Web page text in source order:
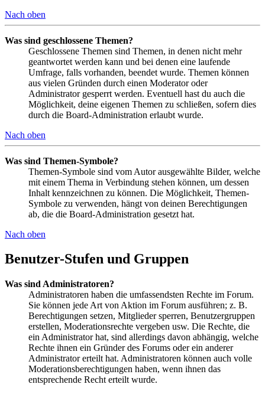
Nach oben
Was sind geschlossene Themen?
Geschlossene Themen sind Themen, in denen nicht mehr
geantwortet werden kann und bei denen eine laufende
Umfrage, falls vorhanden, beendet wurde. Themen können
aus vielen Gründen durch einen Moderator oder
Administrator gesperrt werden. Eventuell hast du auch die
Möglichkeit, deine eigenen Themen zu schließen, sofern dies
durch die Board-Administration erlaubt wurde.
Nach oben
Was sind Themen-Symbole?
Themen-Symbole sind vom Autor ausgewählte Bilder, welche
mit einem Thema in Verbindung stehen können, um dessen
Inhalt kennzeichnen zu können. Die Möglichkeit, Themen-
Symbole zu verwenden, hängt von deinen Berechtigungen
ab, die die Board-Administration gesetzt hat.
Nach oben
Benutzer-Stufen und Gruppen
Was sind Administratoren?
Administratoren haben die umfassendsten Rechte im Forum.
Sie können jede Art von Aktion im Forum ausführen; z. B.
Berechtigungen setzen, Mitglieder sperren, Benutzergruppen
erstellen, Moderationsrechte vergeben usw. Die Rechte, die
ein Administrator hat, sind allerdings davon abhängig, welche
Rechte ihnen ein Gründer des Forums oder ein anderer
Administrator erteilt hat. Administratoren können auch volle
Moderationsberechtigungen haben, wenn ihnen das
entsprechende Recht erteilt wurde.